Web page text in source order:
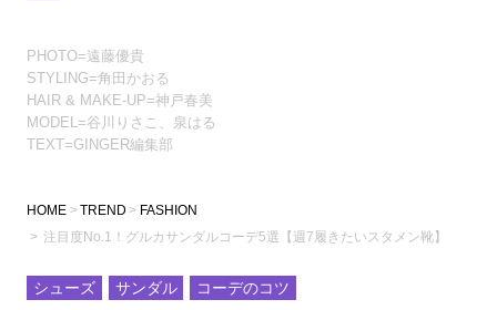
PHOTO=遠藤優貴
STYLING=角田かおる
HAIR & MAKE-UP=神戸春美
MODEL=谷川りさこ、泉はる
TEXT=GINGER編集部
HOME TREND
FASHION
注目度No.1！グルカサンダルコーデ5選【週7履きたいスタメン靴】
シューズ サンダル コーデのコツ